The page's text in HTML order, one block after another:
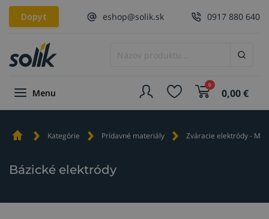
Dopyt eshop@solik.sk 0917 880 640
Menu
0
0,00€
Kategórie Prídavné materiály Zváracie elektródy -
Bázické elektródy